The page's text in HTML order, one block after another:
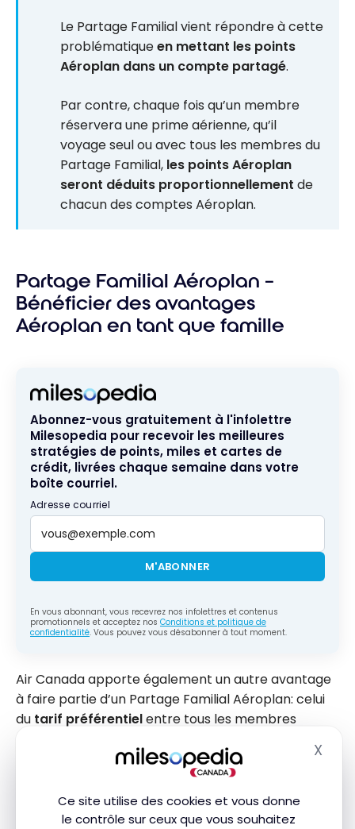
Ce site utilise des cookies et vous donne
le contrôle sur ceux que vous souhaitez
X
Le Partage Familial vient répondre à cette
problématiqueen mettant les points
Aéroplan dans un compte partagé.
Par contre, chaque fois qu’un membre
réservera une prime aérienne, qu’il
voyage seul ou avec tous les membres du
Partage Familial, les points Aéroplan
seront déduits proportionnellement de
chacun des comptes Aéroplan.
Partage Familial Aéroplan –
Bénéficier des avantages
Aéroplan en tant que famille
Abonnez-vous gratuitement à l'infolettre
Milesopedia pour recevoir les meilleures
stratégies de points, miles et cartes de
crédit, livrées chaque semaine dans votre
boîte courriel.
Adresse courriel
M'ABONNER
En vous abonnant, vous recevrez nos infolettres et contenus
promotionnels et acceptez nos Conditions et politique de
confidentialité. Vous pouvez vous désabonner à tout moment.
Air Canada apporte également un autre avantage
à faire partie d’un Partage Familial Aéroplan: celui
du tarif préférentielentre tous les membres
En effet, si un membre du Partage Familial dispose
d’un statut Aéroplanoud’une carte de crédit
Aéroplan , l’ensemble des membres du Partage